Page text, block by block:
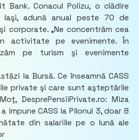
Bank. Conacul Polizu, o clădire
adună anual peste 70 de
corporate. „Ne concentrăm cea
activitate pe evenimente. În
pe turism şi evenimente
la Bursă. Ce înseamnă CASS
private şi care sunt aşteptările
DesprePensiiPrivate.ro: Miza
impune CASS la Pilonul 3, doar 8
din salariile pe o lună ale